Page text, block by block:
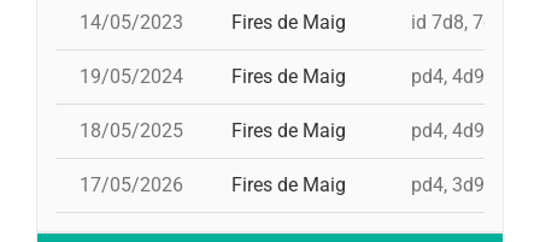
14/05/2023 Fires de Maig id 7d8, 7d8,
19/05/2024 Fires de Maig pd4, 4d9f, id
18/05/2025 Fires de Maig pd4, 4d9fc,
17/05/2026 Fires de Maig pd4, 3d9f,